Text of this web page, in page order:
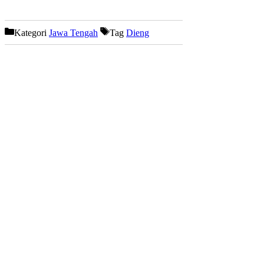
Kategori Jawa Tengah Tag Dieng